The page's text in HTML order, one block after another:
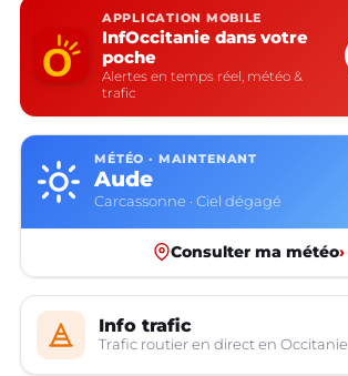
APPLICATION MOBILE
InfOccitanie dans votre
poche
Alertes en temps réel, météo &
trafic
MÉTÉO · MAINTENANT
Aude
Carcassonne · Ciel dégagé
Consulter ma météo›
Info trafic
Trafic routier en direct en Occitanie